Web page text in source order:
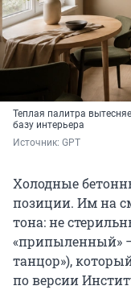
Теплая палитра
базу интерьера
Источник: GPT
Холодные
позиции. Им на
тона: не
«припыленный»
танцор»),
по версии